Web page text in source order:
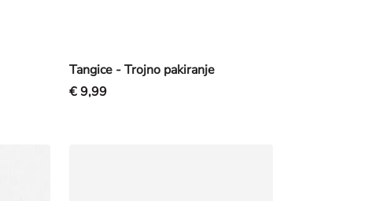
Tangice - Trojno pakiranje
€ 9,99